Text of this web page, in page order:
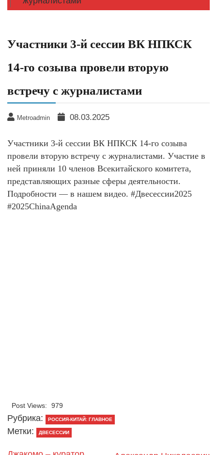
Участники 3-й сессии ВК НПКСК
14-го созыва провели вторую
встречу с журналистами
Metroadmin 08.03.2025
Участники 3-й сессии ВК НПКСК 14-го созыва
провели вторую встречу с журналистами. Участие в
ней приняли 10 членов Всекитайского комитета,
представляющих разные сферы деятельности.
Подробности — в нашем видео. #Двесессии2025
#2025ChinaAgenda
Post Views: 979
Рубрика: РОССИЯ-КИТАЙ: ГЛАВНОЕ
Метки: ДВЕСЕССИИ